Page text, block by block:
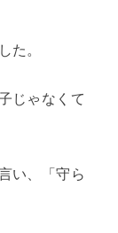
た。
じゃなくて
い、「守ら